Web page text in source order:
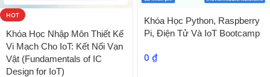
HOT
Khóa Học Nhập Môn Thiết Kế
Vi Mạch Cho IoT: Kết Nối Vạn
Vật (Fundamentals of IC
Design for IoT)
Khóa Học Python, Raspberry
Pi, Điện Tử Và IoT Bootcamp
0 ₫